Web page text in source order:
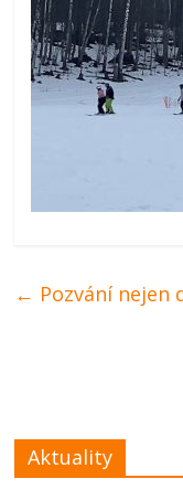
← Pozvání nejen
Aktuality